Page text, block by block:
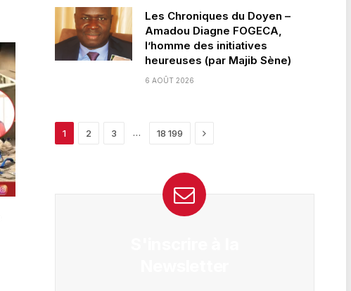
Les Chroniques du Doyen –
Amadou Diagne FOGECA,
l’homme des initiatives
heureuses (par Majib Sène)
6 AOÛT 2026
1 2 3 … 18 199 Next